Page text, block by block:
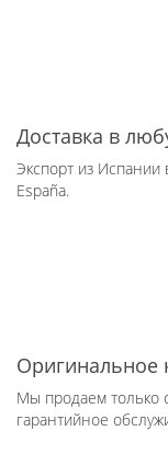
Доставка в
Экспорт из
España.
Оригинальное
Мы продаем только
гарантийное